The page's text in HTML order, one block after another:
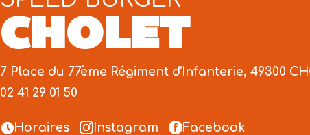
CHOLET
7 Place du 77ème Régiment d'Infanterie, 49300
02 41 29 01 50
Horaires Instagram Facebook